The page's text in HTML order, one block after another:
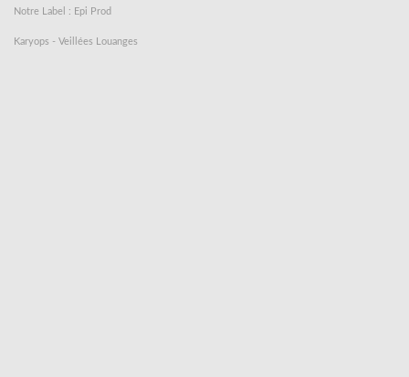
Notre Label : Epi Prod
Karyops - Veillées Louanges